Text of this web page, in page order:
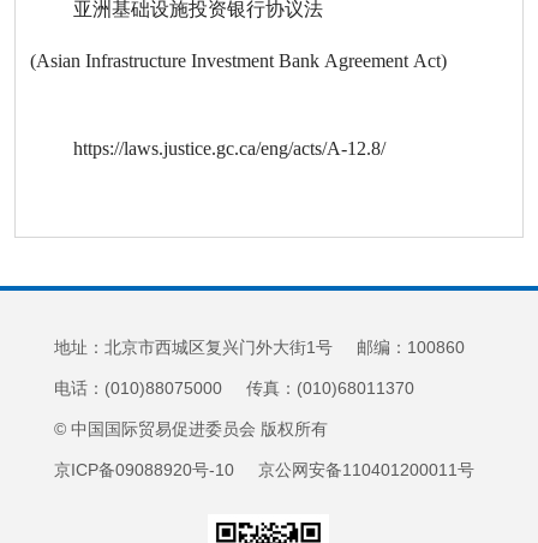
亚洲基础设施投资银行协议法
(Asian Infrastructure Investment Bank Agreement Act)
https://laws.justice.gc.ca/eng/acts/A-12.8/
地址：北京市西城区复兴门外大街1号 邮编：100860
电话：(010)88075000 传真：(010)68011370
© 中国国际贸易促进委员会 版权所有
京ICP备09088920号-10 京公网安备110401200011号